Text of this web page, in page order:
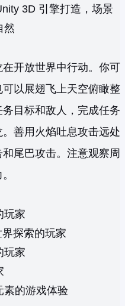
3D 引擎打造，场景
然
开放世界中行动。你可
以展翅飞上天空俯瞰整
目标和敌人，完成任务
善用火焰吐息攻击远处
尾巴攻击。注意观察周
玩家
探索的玩家
玩家
素的游戏体验